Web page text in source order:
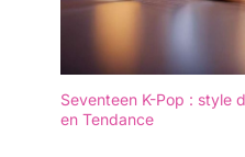
Seventeen K-Pop : style
en Tendance